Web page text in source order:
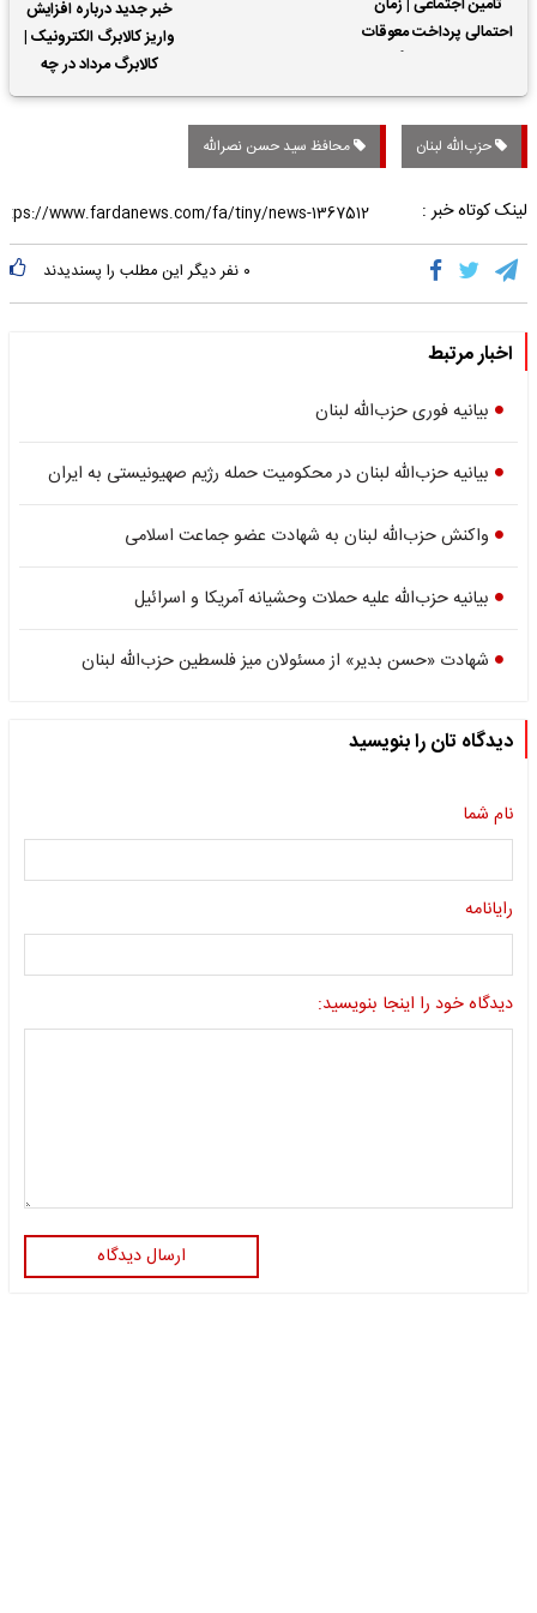
تأمین اجتماعی | زمان
احتمالی پرداخت معوقات
خبر جدید درباره افزایش
واریز کالابرگ الکترونیک |
کالابرگ مرداد در چه
تاریخی واریز خواهد شد؟
حزب‌الله لبنان محافظ سید حسن نصرالله
لینک کوتاه خبر :
۰ نفر دیگر این مطلب را پسندیدند
اخبار مرتبط
بیانیه فوری حزب‌الله لبنان
بیانیه حزب‌الله لبنان در محکومیت حمله رژیم صهیونیستی به ایران
واکنش حزب‌الله لبنان به شهادت عضو جماعت اسلامی
بیانیه حزب‌الله علیه حملات وحشیانه آمریکا و اسرائیل
شهادت «حسن بدیر» از مسئولان میز فلسطین حزب‌الله لبنان
دیدگاه تان را بنویسید
نام شما
رایانامه
دیدگاه خود را اینجا بنویسید:
ارسال دیدگاه